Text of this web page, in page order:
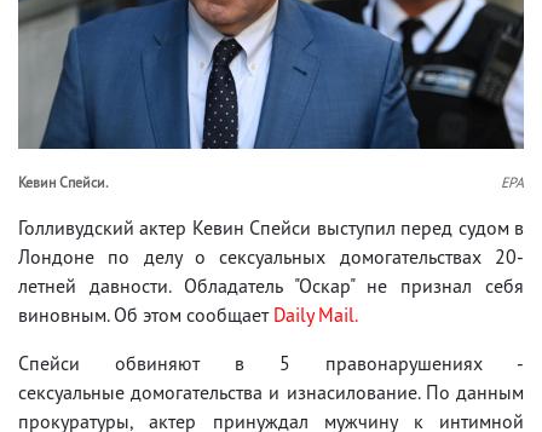
Кевин Спейси. EPA
Голливудский актер Кевин Спейси выступил перед судом в
Лондоне по делу о сексуальных домогательствах 20-
летней давности. Обладатель "Оскар" не признал себя
виновным. Об этом сообщает Daily Mail.
Спейси обвиняют в 5 правонарушениях -
сексуальные домогательства и изнасилование. По данным
прокуратуры, актер принуждал мужчину к интимной